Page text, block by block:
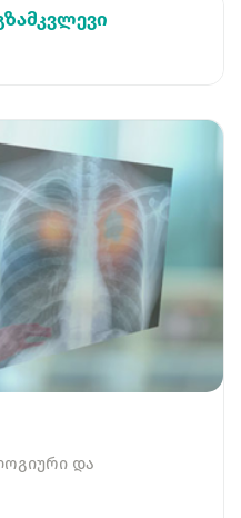
და